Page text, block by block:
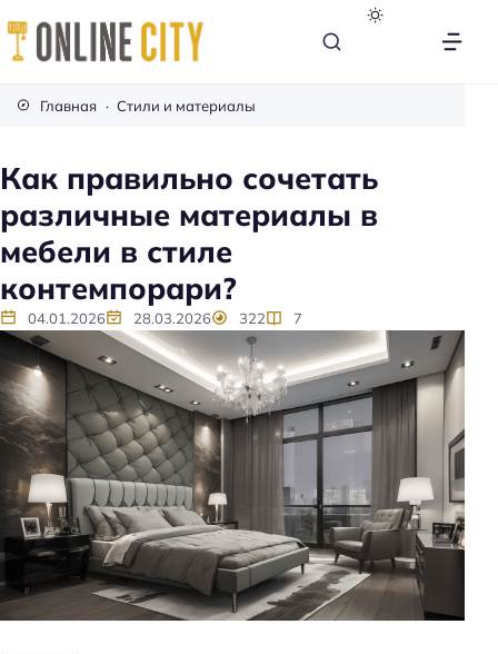
л
ь
н
а
к
а
ы
й
н
ь
Главная Стили и материалы
Как правильно сочетать
различные материалы в
мебели в стиле
контемпорари?
04.01.2026 28.03.2026 322 7